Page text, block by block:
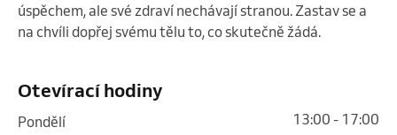
úspěchem, ale své zdraví nechávají stranou. Zastav se a
na chvíli dopřej svému tělu to, co skutečně žádá.
Otevírací hodiny
pondělí
13:00 - 17:00